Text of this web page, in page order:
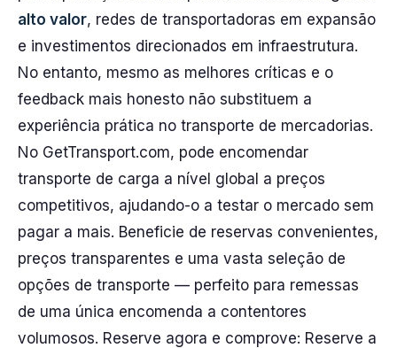
alto valor, redes de transportadoras em expansão
e investimentos direcionados em infraestrutura.
No entanto, mesmo as melhores críticas e o
feedback mais honesto não substituem a
experiência prática no transporte de mercadorias.
No GetTransport.com, pode encomendar
transporte de carga a nível global a preços
competitivos, ajudando-o a testar o mercado sem
pagar a mais. Beneficie de reservas convenientes,
preços transparentes e uma vasta seleção de
opções de transporte — perfeito para remessas
de uma única encomenda a contentores
volumosos. Reserve agora e comprove: Reserve a